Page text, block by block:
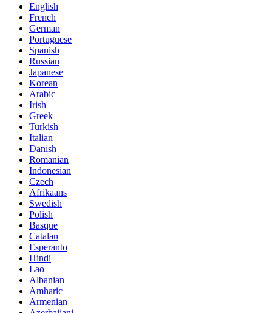
English
French
German
Portuguese
Spanish
Russian
Japanese
Korean
Arabic
Irish
Greek
Turkish
Italian
Danish
Romanian
Indonesian
Czech
Afrikaans
Swedish
Polish
Basque
Catalan
Esperanto
Hindi
Lao
Albanian
Amharic
Armenian